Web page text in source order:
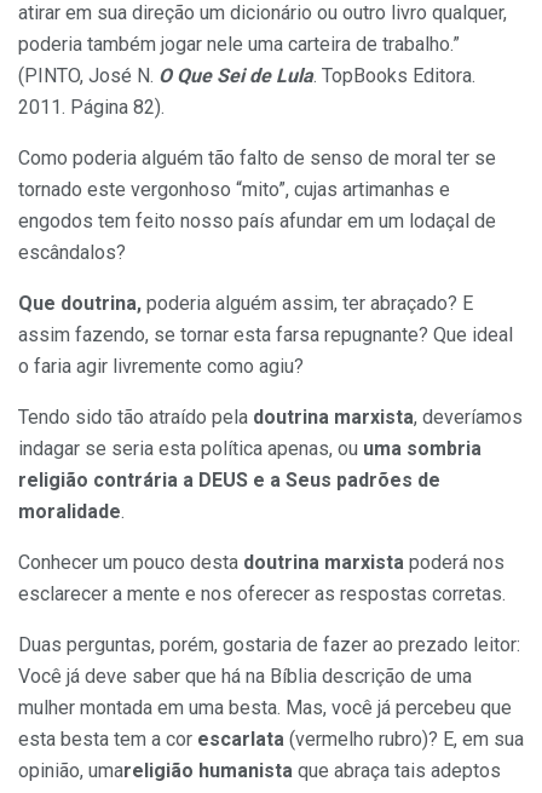
atirar em sua direção um dicionário ou outro livro qualquer,
poderia também jogar nele uma carteira de trabalho.”
(PINTO, José N. O Que Sei de Lula. TopBooks Editora.
2011. Página 82).
Como poderia alguém tão falto de senso de moral ter se
tornado este vergonhoso “mito”, cujas artimanhas e
engodos tem feito nosso país afundar em um lodaçal de
escândalos?
Que doutrina, poderia alguém assim, ter abraçado? E
assim fazendo, se tornar esta farsa repugnante? Que ideal
o faria agir livremente como agiu?
Tendo sido tão atraído pela doutrina marxista, deveríamos
indagar se seria esta política apenas, ou uma sombria
religião contrária a DEUS e a Seus padrões de
moralidade.
Conhecer um pouco desta doutrina marxista poderá nos
esclarecer a mente e nos oferecer as respostas corretas.
Duas perguntas, porém, gostaria de fazer ao prezado leitor:
Você já deve saber que há na Bíblia descrição de uma
mulher montada em uma besta. Mas, você já percebeu que
esta besta tem a cor escarlata (vermelho rubro)? E, em sua
opinião, umareligião humanista que abraça tais adeptos